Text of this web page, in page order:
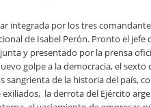
integrada por los tres
de Isabel Perón. Pronto el jefe
y presentado por la prensa
golpe a la democracia, el
sangrienta de la historia del país,
la derrota del Ejército